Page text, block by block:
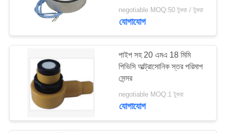
পাইজোইলেক্ট্রিক টিউব
23
22
negotiable MOQ:50 টুকরা / টুকরা
যোগাযোগ
পাইপ সহ 20 এমএ 18 মিমি
পিভিসি আল্ট্রাসোনিক স্তর পরিমাপ
সেন্সর
negotiable MOQ:1 টুকরা
যোগাযোগ